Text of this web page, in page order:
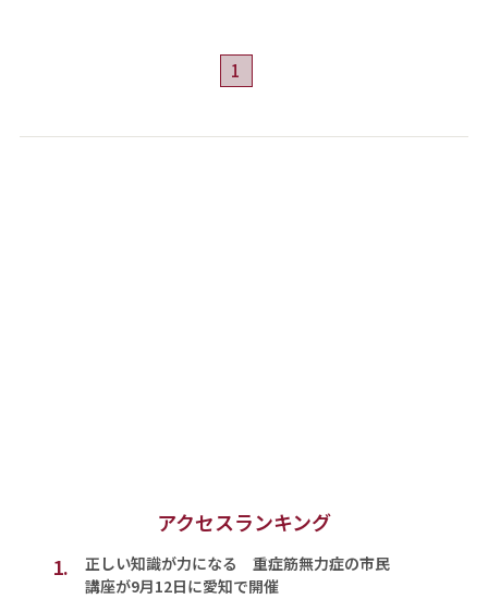
1
アクセスランキング
1.
正しい知識が力になる 重症筋無力症の市民
講座が9月12日に愛知で開催